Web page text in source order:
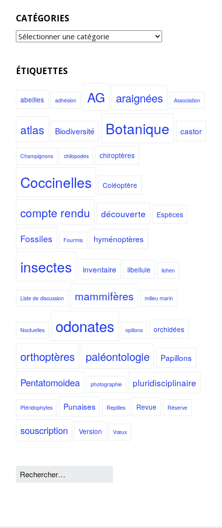
CATÉGORIES
ÉTIQUETTES
abeilles adhésion AG araignées Association
atlas Biodiversité Botanique castor
Champignons chilopodes chiroptères
Coccinelles Coléoptère
compte rendu découverte Espèces
Fossiles Fourmis hyménoptères
insectes inventaire libellule lichen
Liste de discussion mammifères milieu marin
Noctuelles odonates opilions orchidées
orthoptères paléontologie Papillons
Pentatomoidea photographie pluridisciplinaire
Ptéridophytes Punaises Reptiles Revue Réserve
souscription Version Vœux